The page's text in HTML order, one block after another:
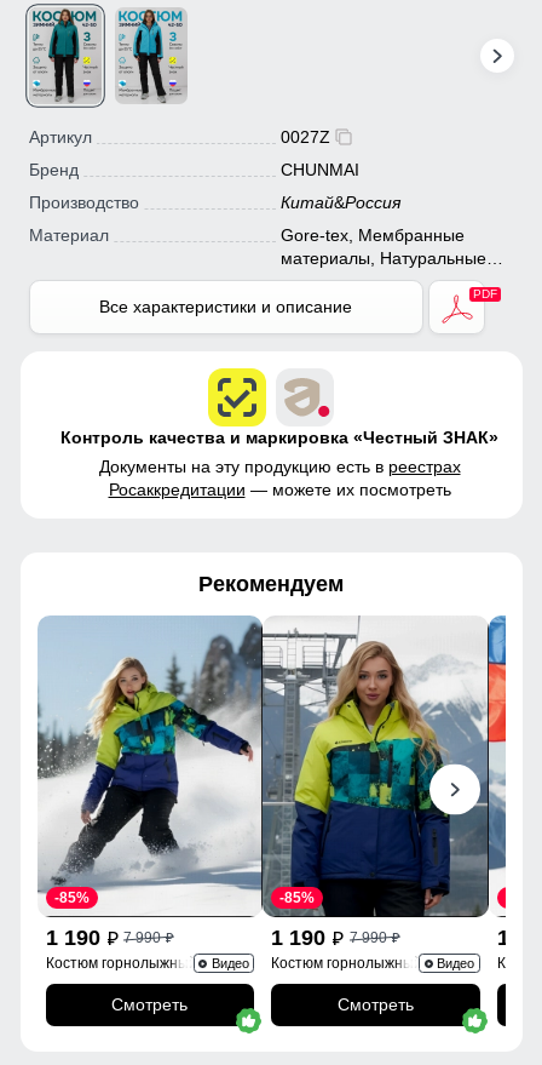
Артикул
0027Z
Бренд
CHUNMAI
Производство
Китай&Россия
Материал
Gore-tex, Мембранные
материалы, Натуральные
материалы, Полиэстер,
Плащевка, Тефлон,
Экологичные материалы
Все характеристики и описание
Контроль качества и маркировка «Честный ЗНАК»
Документы на эту продукцию есть в реестрах
Росаккредитации — можете их посмотреть
Рекомендуем
1 190 p 7 990p
-85%
Костюм горнолыжный
02395Sl
Видео
Смотреть
1 190 p 7 990p
-85%
Костюм горнолыжный 0005Sl
Видео
Смотреть
1